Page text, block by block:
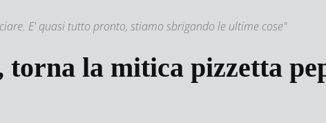
E' quasi tutto pronto, stiamo sbrigando le ultime cose"
torna la mitica pizzetta